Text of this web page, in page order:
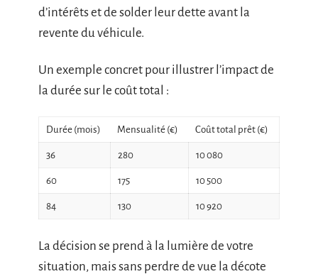
d’intérêts et de solder leur dette avant la
revente du véhicule.
Un exemple concret pour illustrer l’impact de
la durée sur le coût total :
Durée (mois) Mensualité (€) Coût total prêt (€)
36 280 10 080
60 175 10 500
84 130 10 920
La décision se prend à la lumière de votre
situation, mais sans perdre de vue la décote